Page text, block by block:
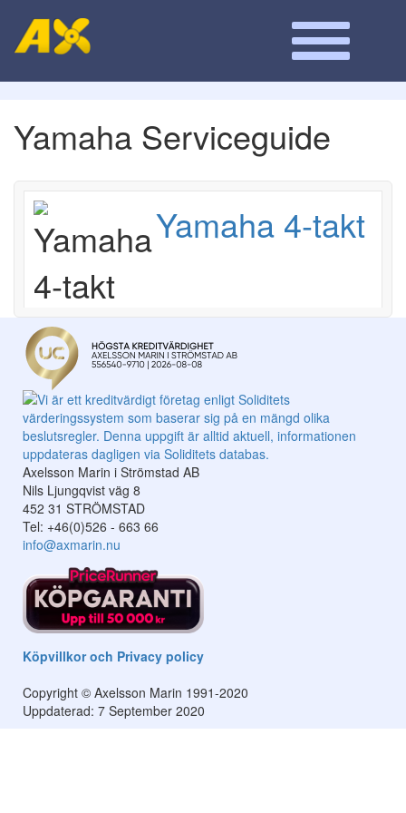
Yamaha Serviceguide
Yamaha 4-takt
Axelsson Marin i Strömstad AB
Nils Ljungqvist väg 8
452 31 STRÖMSTAD
Tel: +46(0)526 - 663 66
info@axmarin.nu
Köpvillkor och Privacy policy
Copyright © Axelsson Marin 1991-2020
Uppdaterad: 7 September 2020